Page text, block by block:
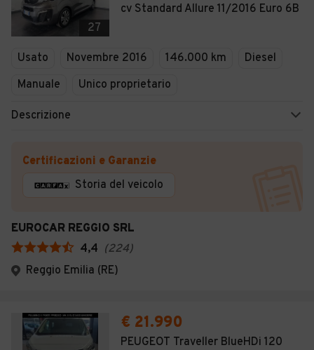
27
cv Standard Allure 11/2016 Euro 6B
Usato Novembre 2016 146.000 km
Diesel
Manuale
Unico proprietario
Descrizione
Certificazioni e Garanzie
Storia del veicolo
EUROCAR REGGIO SRL
4,4 (224)
Reggio Emilia (RE)
€ 21.990
PEUGEOT Traveller BlueHDi 120